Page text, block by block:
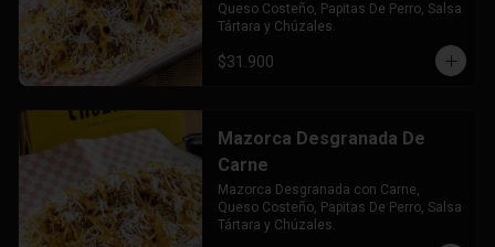
Queso Costeño, Papitas De Perro, Salsa
Tártara y Chúzales.
$31.900
Mazorca Desgranada De
Carne
Mazorca Desgranada con Carne,
Queso Costeño, Papitas De Perro, Salsa
Tártara y Chúzales.